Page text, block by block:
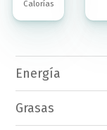
Calorías
Energía
Grasas